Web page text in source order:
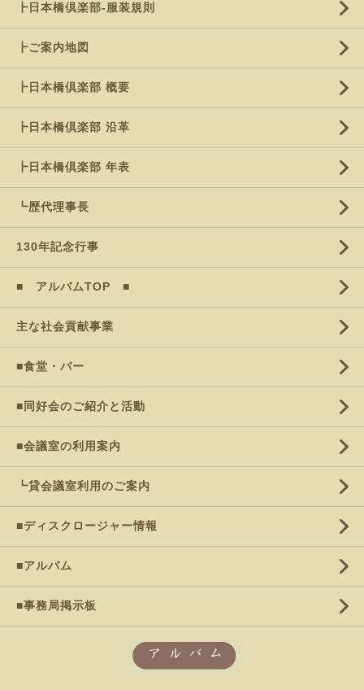
┣日本橋倶楽部-服装規則
┣ご案内地図
┣日本橋倶楽部 概要
┣日本橋倶楽部 沿革
┣日本橋倶楽部 年表
┗歴代理事長
130年記念行事
■ アルバムTOP ■
主な社会貢献事業
■食堂・バー
■同好会のご紹介と活動
■会議室の利用案内
┗貸会議室利用のご案内
■ディスクロージャー情報
■アルバム
■事務局掲示板